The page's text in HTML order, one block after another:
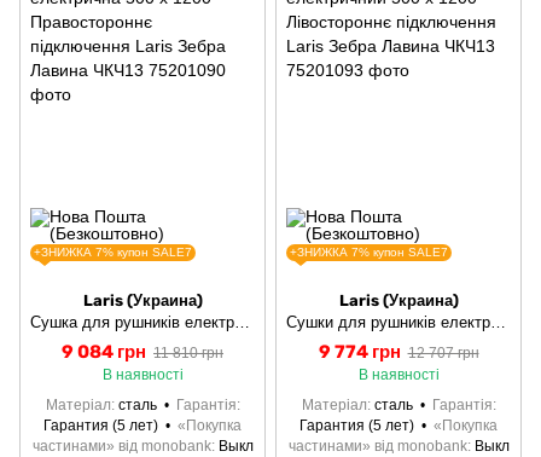
+ЗНИЖКА 7% купон SALE7
Laris (Украина)
Сушка для рушників електрична 500 х 1200 Правостороннє підключення Laris Зебра Лавина ЧКЧ13
9 084 грн 11 810 грн
В наявності
Матеріал сталь
Гарантія
Гарантия (5 лет)
«Покупка
частинами» від monobank Выкл
+ЗНИЖКА 7% купон SALE7
Laris (Украина)
Сушки для рушників електричний 500 х 1200 Лівостороннє підключення Laris Зебра Лавина ЧКЧ13
9 774 грн 12 707 грн
В наявності
Матеріал сталь
Гарантія
Гарантия (5 лет)
«Покупка
частинами» від monobank Выкл